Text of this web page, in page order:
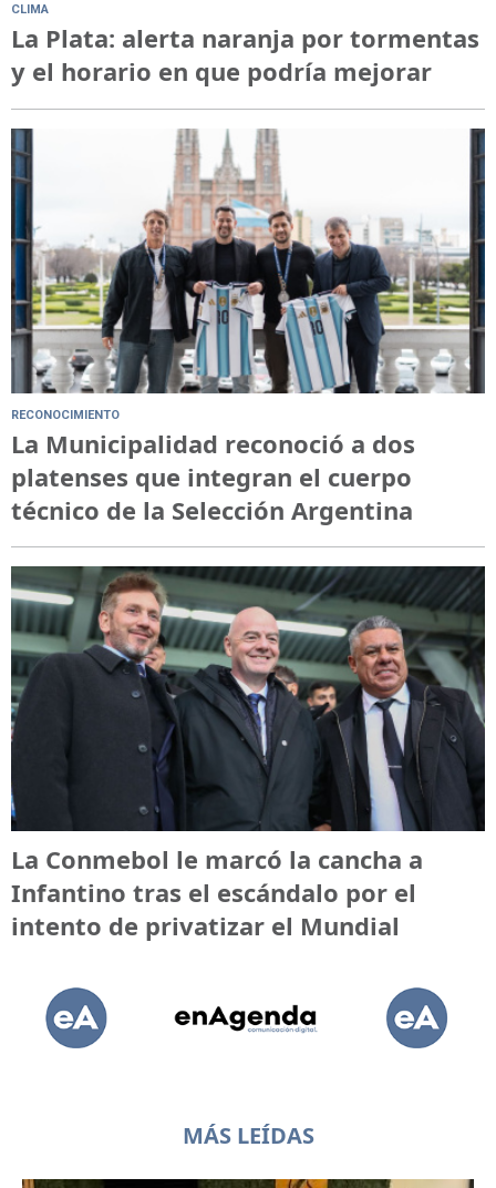
CLIMA
La Plata: alerta naranja por tormentas
y el horario en que podría mejorar
RECONOCIMIENTO
La Municipalidad reconoció a dos
platenses que integran el cuerpo
técnico de la Selección Argentina
La Conmebol le marcó la cancha a
Infantino tras el escándalo por el
intento de privatizar el Mundial
MÁS LEÍDAS